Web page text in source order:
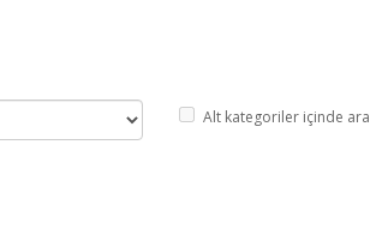
Alt kategoriler içinde ara